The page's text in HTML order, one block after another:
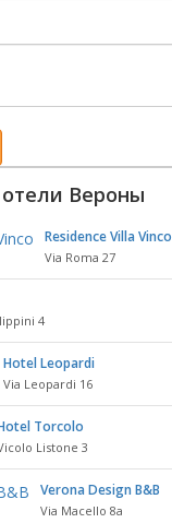
Вероны
Residence Villa Vinco
Via Roma 27
4
Hotel Leopardi
Via Leopardi 16
Torcolo
Listone 3
Verona Design B&B
Via Macello 8a